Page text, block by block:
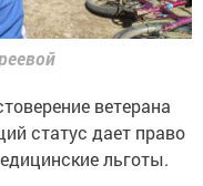
ветерана
статус дает право
льготы.